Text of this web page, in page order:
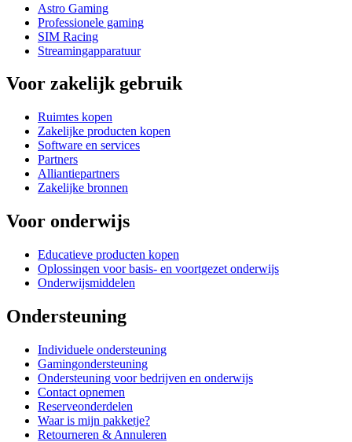
Astro Gaming
Professionele gaming
SIM Racing
Streamingapparatuur
Voor zakelijk gebruik
Ruimtes kopen
Zakelijke producten kopen
Software en services
Partners
Alliantiepartners
Zakelijke bronnen
Voor onderwijs
Educatieve producten kopen
Oplossingen voor basis- en voortgezet onderwijs
Onderwijsmiddelen
Ondersteuning
Individuele ondersteuning
Gamingondersteuning
Ondersteuning voor bedrijven en onderwijs
Contact opnemen
Reserveonderdelen
Waar is mijn pakketje?
Retourneren & Annuleren